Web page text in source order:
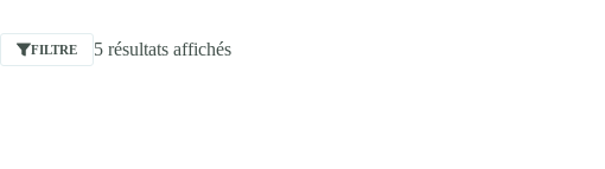
FILTRE 5 résultats affichés